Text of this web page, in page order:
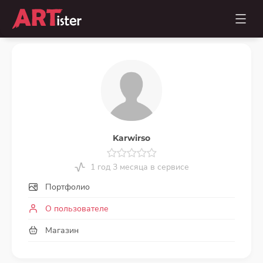
Karwirso
1 год 3 месяца в сервисе
Портфолио
О пользователе
Магазин